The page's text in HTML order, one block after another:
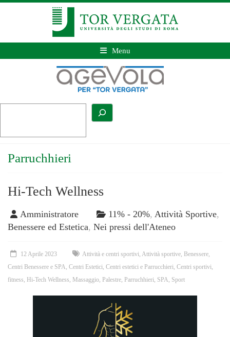
Menu
Parruchhieri
Hi-Tech Wellness
Amministratore 11% - 20%, Attività Sportive,
Benessere ed Estetica, Nei pressi dell'Ateneo
12 Aprile 2023 Attività e centri sportivi Attività sportive Benessere
Centri Benessere e SPA Centri Estetici Centri estetici e Parrucchieri Centri sportivi
fitness Hi-Tech Wellness Massaggio Palestre Parruchhieri SPA Sport